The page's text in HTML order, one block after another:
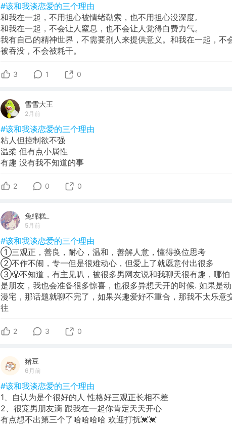
#该和我谈恋爱的三个理由
和我在一起，不用担心被情绪勒索，也不用担心没深度。
和我在一起，不会让人窒息，也不会让人觉得白费力气。
我有自己的精神世界，不需要别人来提供意义。和我在一起，不
被吞没，不会被耗干。
3 1 0
雪雪大王
2月前
#该和我谈恋爱的三个理由
粘人但控制欲不强
温柔 但有点小属性
有趣 没有我不知道的事
2 0 0
兔绵糕_
5月前
#该和我谈恋爱的三个理由
①三观正，善良，耐心，温和，善解人意，懂得换位思考
②不作不闹，专一但是很难动心，但爱上了就愿意付出很多
③😤不知道，有主见叭，被很多男网友说和我聊天很有趣，哪怕
是朋友，我也会准备很多惊喜，也很多异想天开的时候. 如果是动
漫宅，那话题就聊不完了，如果兴趣爱好不重合，那我不太乐意
往
2 3 0
猪豆
6月前
#该和我谈恋爱的三个理由
1、自认为是个很好的人 性格好三观正长相不差
2、很宠男朋友滴 跟我在一起你肯定天天开心
有点想不出第三个了哈哈哈哈 欢迎打扰💓💓